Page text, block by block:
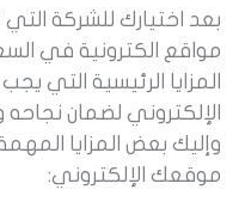
بعد اختيارك للشركة
مواقع الكترونية في
المزايا الرئيسية التي
الإلكتروني لضمان
وإليك بعض المزايا
موقعك الإلكتروني: